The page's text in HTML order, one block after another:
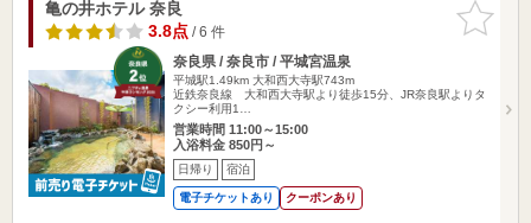
お気に入
りに追加
亀の井ホテル 奈良
3.8点/ 6 件
奈良県 / 奈良市 / 平城宮温泉
平城駅1.49km 大和西大寺駅743m
近鉄奈良線 大和西大寺駅より徒歩15分、JR奈良駅よりタ
クシー利用1…
営業時間 11:00～15:00
入浴料金 850円～
日帰り 宿泊
電子チケットあり クーポンあり